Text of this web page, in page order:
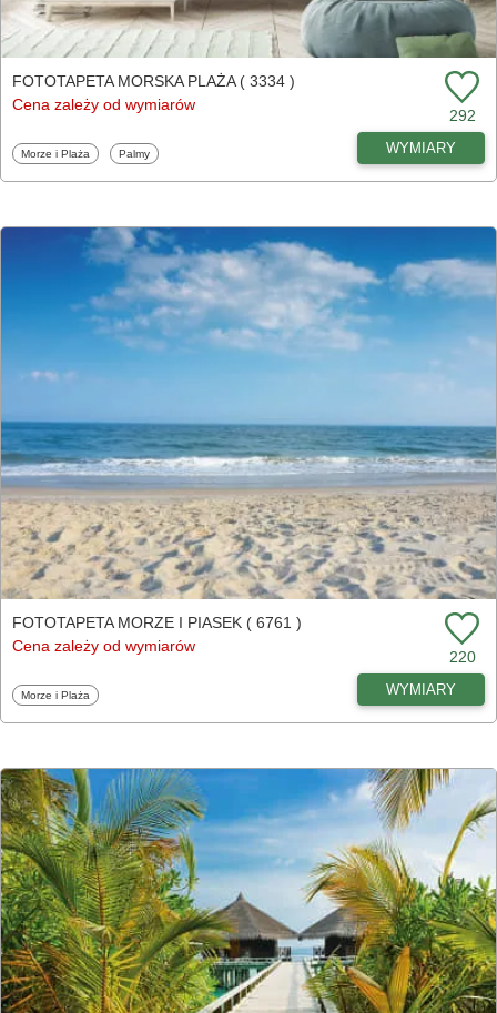
FOTOTAPETA MORSKA PLAŻA ( 3334 )
Cena zależy od wymiarów
292
Fototapety
Morze i Plaża Fototapety
Palmy WYMIARY
FOTOTAPETA MORZE I PIASEK ( 6761 )
Cena zależy od wymiarów
220
Fototapety
Morze i Plaża WYMIARY